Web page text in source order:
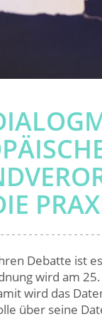
Debatte ist
wird am
wird das
über seine